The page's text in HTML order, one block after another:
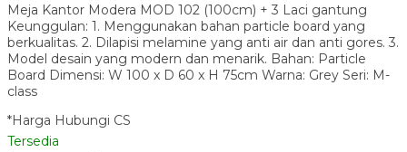
Meja Kantor Modera MOD 102 (100cm) + 3 Laci gantung
Keunggulan: 1. Menggunakan bahan particle board yang
berkualitas. 2. Dilapisi melamine yang anti air dan anti gores. 3.
Model desain yang modern dan menarik. Bahan: Particle
Board Dimensi: W 100 x D 60 x H 75cm Warna: Grey Seri: M-
class
*Harga Hubungi CS
Tersedia